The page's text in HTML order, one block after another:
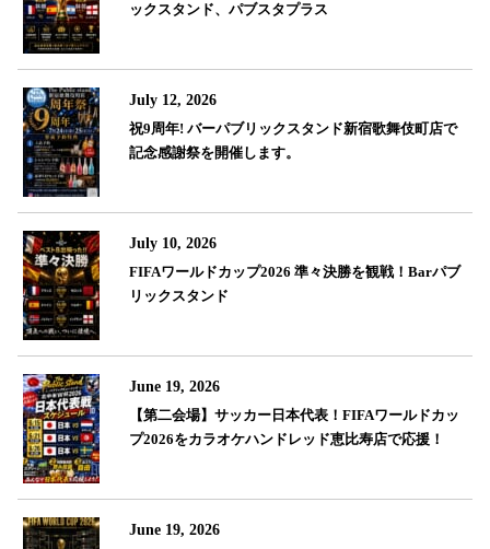
ックスタンド、パブスタプラス
July 12, 2026
祝9周年! バーパブリックスタンド新宿歌舞伎町店で
記念感謝祭を開催します。
July 10, 2026
FIFAワールドカップ2026 準々決勝を観戦！Barパブ
リックスタンド
June 19, 2026
【第二会場】サッカー日本代表！FIFAワールドカッ
プ2026をカラオケハンドレッド恵比寿店で応援！
June 19, 2026